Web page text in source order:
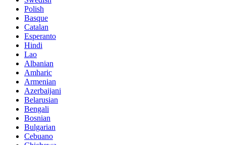
Polish
Basque
Catalan
Esperanto
Hindi
Lao
Albanian
Amharic
Armenian
Azerbaijani
Belarusian
Bengali
Bosnian
Bulgarian
Cebuano